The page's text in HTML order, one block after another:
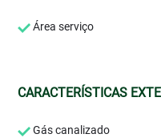
Área serviço
CARACTERÍSTICAS
Gás canalizado